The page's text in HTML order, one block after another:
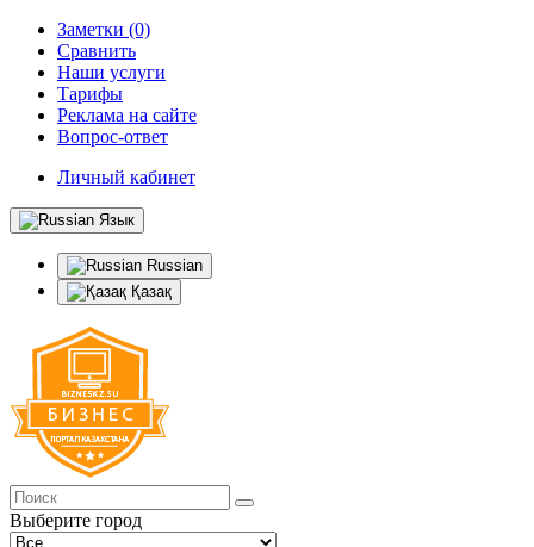
Заметки (0)
Сравнить
Наши услуги
Тарифы
Реклама на сайте
Вопрос-ответ
Личный кабинет
Язык
Russian
Қазақ
Выберите город